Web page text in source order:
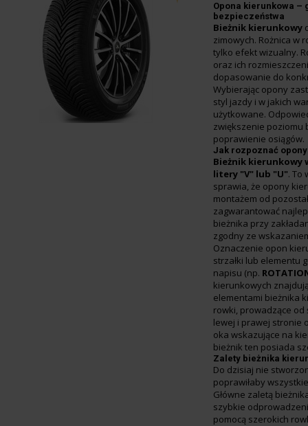
Opona kierunkowa –
bezpieczeństwa
Bieżnik kierunkowy
zimowych. Rożnica w
tylko efekt wizualny.
oraz ich
dopasowanie do
Wybierając opony
styl jazdy i w jakich
użytkowane.
zwiększenie poziomu
poprawienie osiągów.
Jak rozpoznać
Bieżnik kierunkowy
litery "V" lub "U". To
sprawia, że opony
montażem od
zagwarantować
bieżnika przy
zgodny ze
Oznaczenie opon
strzałki lub elementu
napisu (np.
kierunkowych
elementami bieżnika
rowki, prowadzące
lewej i prawej stronie
oka wskazujące na
bieżnik ten posiada
Zalety bieżnika
Do dzisiaj nie
poprawiłaby
Główne zaletą
szybkie
pomocą szerokich